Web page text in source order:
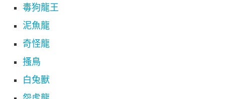
毒狗龍王
泥魚龍
奇怪龍
搔鳥
白兔獸